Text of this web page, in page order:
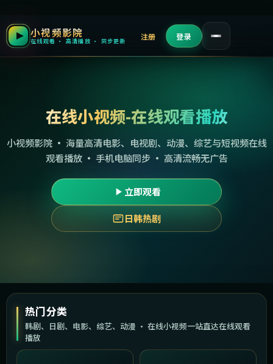
小视频影院
在线观看 · 高清播放 · 同步更新 注册 登录
在线小视频-在线观看播放
小视频影院 · 海量高清电影、电视剧、动漫、综艺与短视频在线
观看播放 · 手机电脑同步 · 高清流畅无广告
立即观看
日韩热剧
热门分类
韩剧、日剧、电影、综艺、动漫 · 在线小视频一站直达在线观看
播放